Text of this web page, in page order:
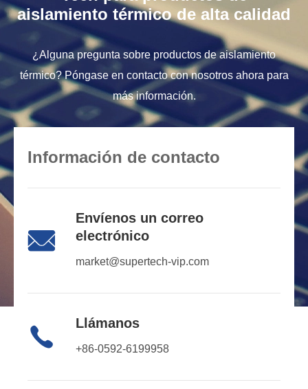
aislamiento térmico de alta calidad
¿Alguna pregunta sobre productos de aislamiento
térmico? Póngase en contacto con nosotros ahora para
más información.
Información de contacto

Envíenos un correo
electrónico
market@supertech-vip.com
 Llámanos
+86-0592-6199958